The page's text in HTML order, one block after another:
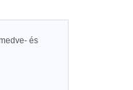
és